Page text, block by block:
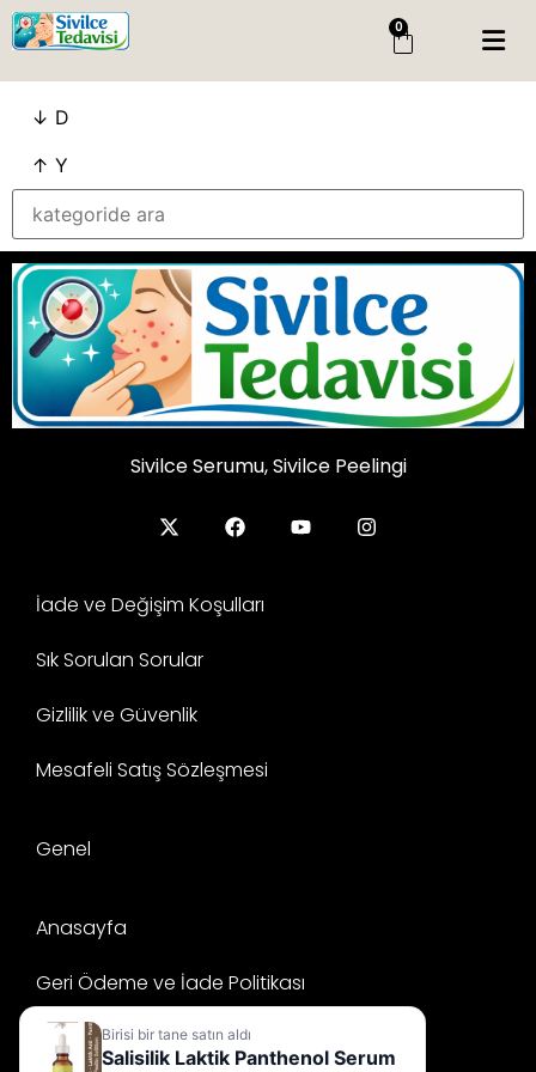
0
↓ D
↑ Y
Sivilce Serumu, Sivilce Peelingi
İade ve Değişim Koşulları
Sık Sorulan Sorular
Gizlilik ve Güvenlik
Mesafeli Satış Sözleşmesi
Genel
Anasayfa
Geri Ödeme ve İade Politikası
Mesafeli Satış Sözleşmesi
Menü
Giriş Yap
Kategoriler
Genel
Cilt Bakim
Cilt Serumu
Salisilik Asit
Sivilce Peelingi
Sivilce Serumu
Birisi bir tane satın aldı
Salisilik Laktik Panthenol Serum